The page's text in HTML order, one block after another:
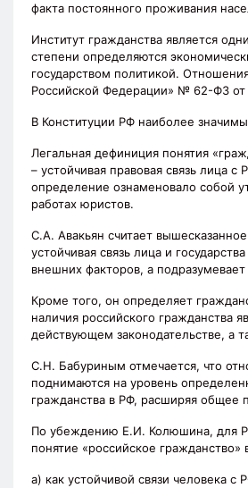
факта постоянного проживания
Институт гражданства является
степени определяются
государством политикой.
Российской Федерации» № 62-ФЗ от
В Конституции РФ наиболее
Легальная дефиниция понятия
– устойчивая правовая связь лица
определение ознаменовало собой
работах юристов.
С.А. Авакьян считает
устойчивая связь лица и
внешних факторов, а
Кроме того, он определяет
наличия российского гражданства
действующем законодательстве, а
С.Н. Бабуриным отмечается, что
поднимаются на уровень
гражданства в РФ, расширяя общее
По убеждению Е.И. Колюшина, для
понятие «российское
а) как устойчивой связи человека с